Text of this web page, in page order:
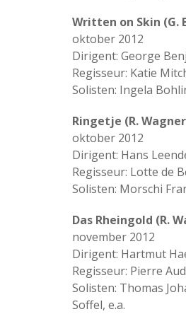
Written on Skin (G.
oktober 2012
Dirigent: George
Regisseur: Katie
Solisten: Ingela
Ringetje (R.
oktober 2012
Dirigent: Hans
Regisseur: Lotte de
Solisten: Morschi
Das Rheingold (R.
november 2012
Dirigent: Hartmut
Regisseur: Pierre
Solisten: Thomas
Soffel, e.a.